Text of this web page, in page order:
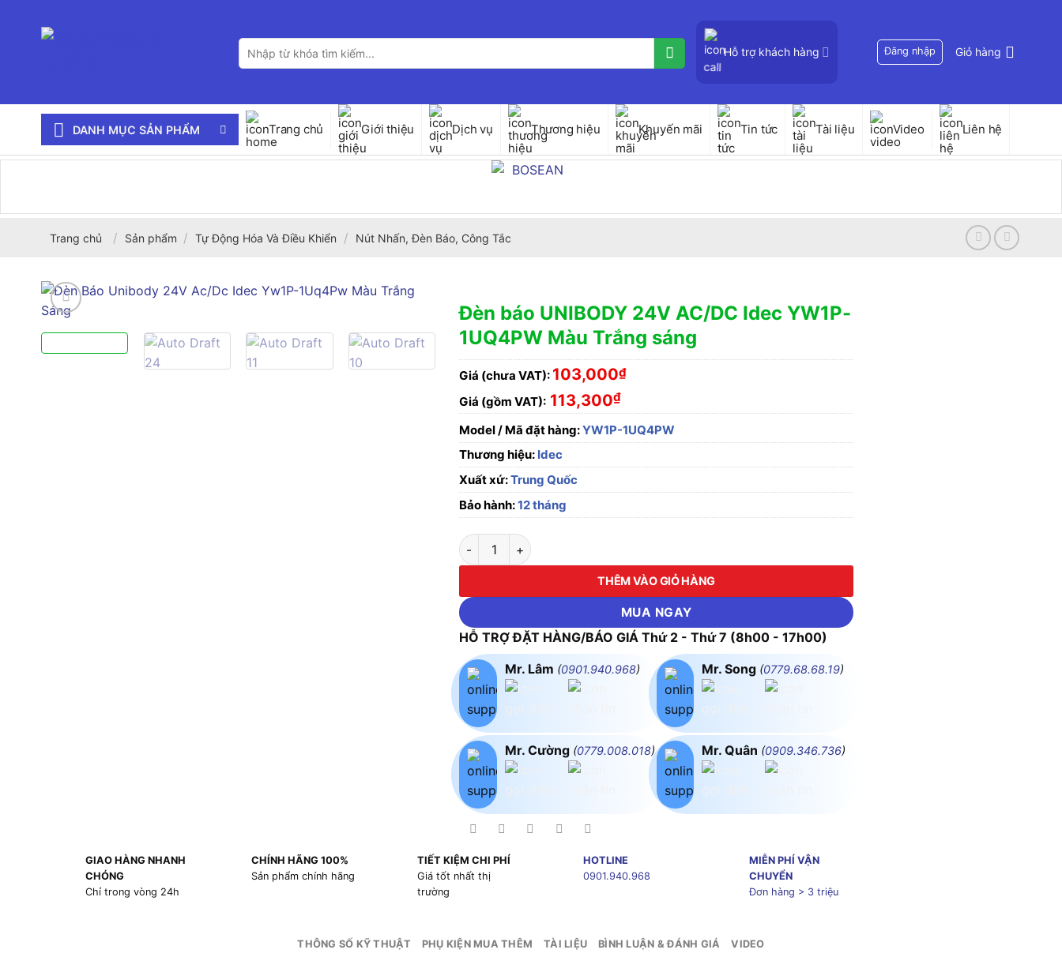
Tìm
kiếm:
Hỗ trợ khách hàng Đăng nhập Giỏ hàng
DANH MỤC SẢN PHẨM Trang chủ Giới thiệu Dịch vụ Thương hiệu Khuyến mãi Tin tức Tài liệu Video Liên hệ
Trang chủ / Sản phẩm / Tự Động Hóa Và Điều Khiển / Nút Nhấn, Đèn Báo, Công Tắc
Đèn báo UNIBODY 24V AC/DC Idec YW1P-
1UQ4PW Màu Trắng sáng
Giá (chưa VAT): 103,000₫
Giá (gồm VAT): 113,300₫
Model / Mã đặt hàng:YW1P-1UQ4PW
Thương hiệu: Idec
Xuất xứ:Trung Quốc
Bảo hành:12 tháng
Đèn báo UNIBODY 24V AC/DC Idec YW1P-1UQ4PW Màu Trắng sáng số lượng
THÊM VÀO GIỎ HÀNG
MUA NGAY
HỖ TRỢ ĐẶT HÀNG/BÁO GIÁ Thứ 2 - Thứ 7 (8h00 - 17h00)
Mr. Lâm (0901.940.968)
Mr. Cường (0779.008.018)
Mr. Song (0779.68.68.19)
Mr. Quân (0909.346.736)
GIAO HÀNG NHANH
CHÓNG
Chỉ trong vòng 24h
CHÍNH HÃNG 100%
Sản phẩm chính hãng
TIẾT KIỆM CHI PHÍ
Giá tốt nhất thị
trường
HOTLINE
0901.940.968
MIỄN PHÍ VẬN
CHUYỂN
Đơn hàng > 3 triệu
THÔNG SỐ KỸ THUẬT PHỤ KIỆN MUA THÊM TÀI LIỆU BÌNH LUẬN & ĐÁNH GIÁ VIDEO